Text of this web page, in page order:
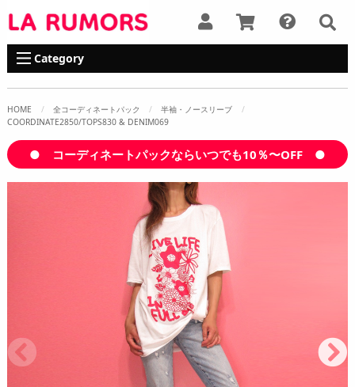
Category
HOME 全コーディネートパック
半袖・ノースリーブ
COORDINATE2850/TOPS830 & DENIM069
● コーディネートパックならいつでも10％〜OFF ●